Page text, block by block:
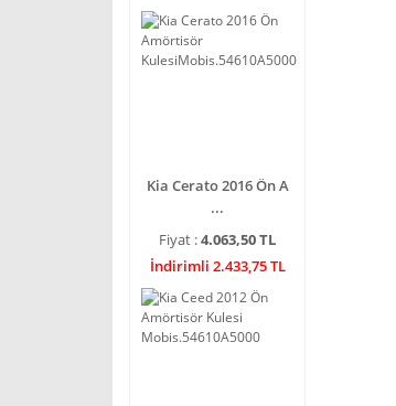
Kia Cerato 2016 Ön A
...
Fiyat :4.063,50 TL
İndirimli 2.433,75 TL